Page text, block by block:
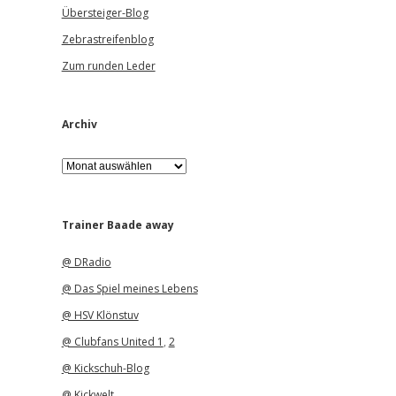
Übersteiger-Blog
Zebrastreifenblog
Zum runden Leder
Archiv
A
r
iTrainer Baade away
@ DRadio
@ Das Spiel meines Lebens
@ HSV Klönstuv
@ Clubfans United 1 , 2
@ Kickschuh-Blog